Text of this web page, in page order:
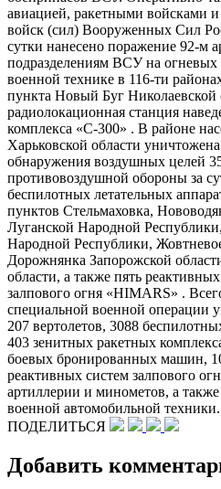
авиацией, ракетными войсками
войск (сил) Вооруженных Сил
сутки нанесено поражение 92-м
подразделениям ВСУ на
военной технике в 116-ти
пункта Новый Буг Николаевской
радиолокационная станция
комплекса «С-300» . В районе
Харьковской области
обнаружения воздушных целей
противовоздушной обороны за
беспилотных летательных
пунктов Стельмаховка,
Луганской Народной
Народной Республики,
Дорожнянка Запорожской
области, а также пять
залпового огня «HIMARS» .
специальной военной операции
207 вертолетов, 3088
403 зенитных ракетных
боевых бронированных машин,
реактивных систем залпового
артиллерии и минометов, а
военной автомобильной техники.
ПОДЕЛИТЬСЯ
Добавить